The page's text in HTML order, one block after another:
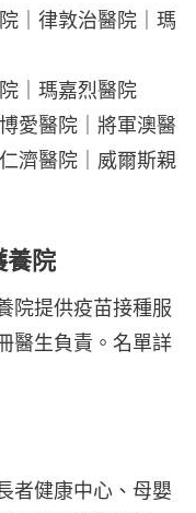
｜律敦治醫院｜瑪
｜瑪嘉烈醫院
愛醫院｜將軍澳醫
濟醫院｜威爾斯親
養院
院提供疫苗接種服
醫生負責。名單詳
者健康中心、母嬰